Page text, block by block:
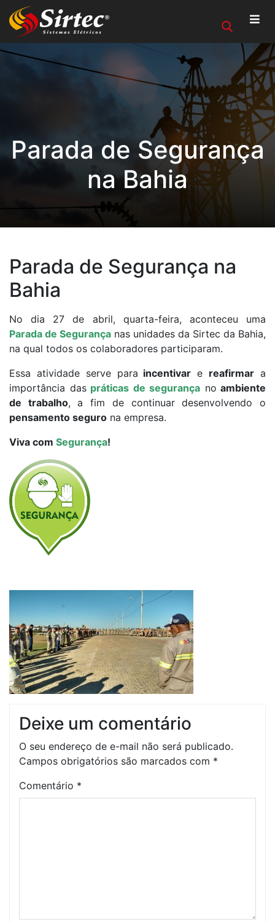
Parada de Segurança
na Bahia
Parada de Segurança na
Bahia
No dia 27 de abril, quarta-feira, aconteceu uma
Parada de Segurança nas unidades da Sirtec da Bahia,
na qual todos os colaboradores participaram.
Essa atividade serve para incentivar e reafirmar a
importância daspráticas de segurança no ambiente
de trabalho, a fim de continuar desenvolvendo o
pensamento seguro na empresa.
Viva com Segurança!
Deixe um comentário
O seu endereço de e-mail não será publicado.
Campos obrigatórios são marcados com *
Comentário *